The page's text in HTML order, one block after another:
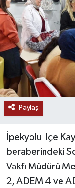
Paylaş
İpekyolu İlçe
beraberindeki
Vakfı Müdürü
2, ADEM 4 ve